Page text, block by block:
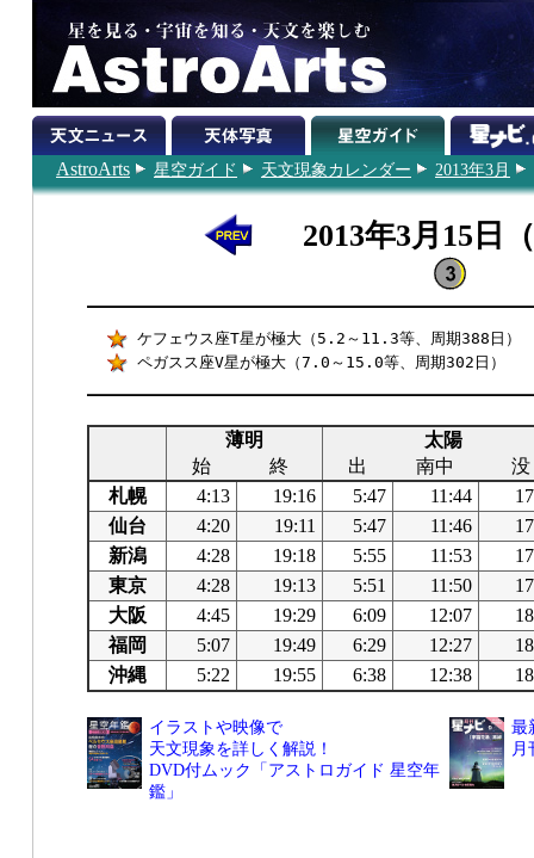
AstroArts 星空ガイド 天文現象カレンダー 2013年3月
2013年3月15日
ケフェウス座T星が極大（5.2～11.3等、周期388日）
ペガスス座V星が極大（7.0～15.0等、周期302日）
薄明
太陽
始
終 出 南中
没
札幌
4:13 19:16 5:47 11:44
仙台
4:20 19:11 5:47 11:46
新潟
4:28 19:18 5:55 11:53
東京
4:28 19:13 5:51 11:50
大阪
4:45 19:29 6:09 12:07
福岡
5:07 19:49 6:29 12:27
沖縄
5:22 19:55 6:38 12:38
イラストや映像で
天文現象を詳しく解説！
DVD付ムック「アストロガイド 星空年
鑑」
最
月